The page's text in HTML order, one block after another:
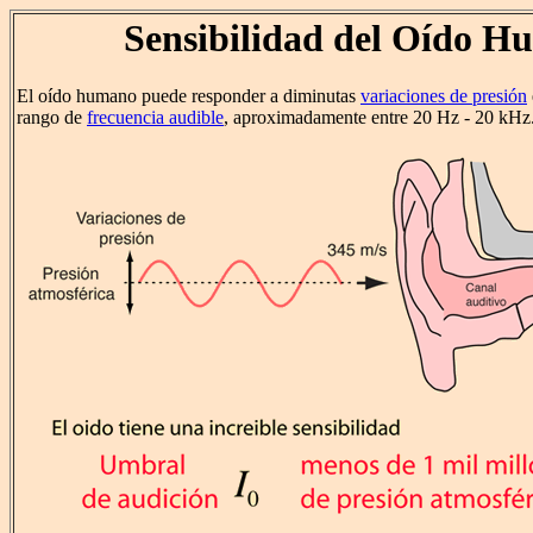
Sensibilidad del Oído
El oído humano puede responder a diminutas variaciones de presión
rango de frecuencia audible, aproximadamente entre 20 Hz - 20